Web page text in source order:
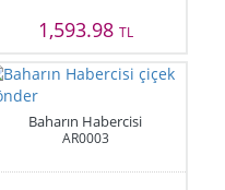
1,593.98 TL
Baharın Habercisi
AR0003